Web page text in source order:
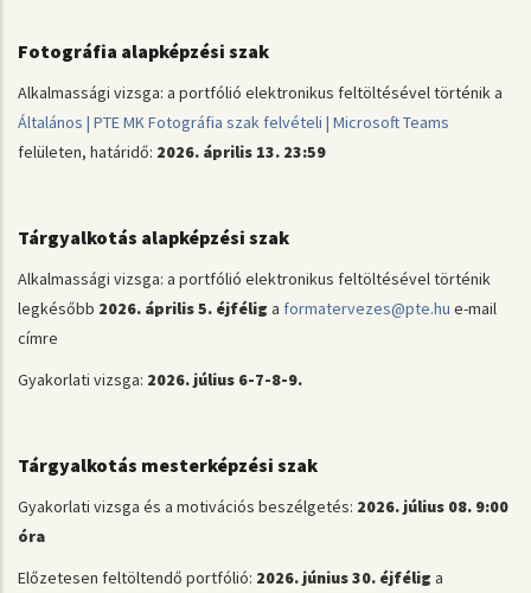
Fotográfia alapképzési szak
Alkalmassági vizsga: a portfólió elektronikus feltöltésével történik a
Általános | PTE MK Fotográfia szak felvételi | Microsoft Teams
felületen, határidő: 2026. április 13. 23:59
Tárgyalkotás alapképzési szak
Alkalmassági vizsga: a portfólió elektronikus feltöltésével történik
legkésőbb 2026. április 5. éjfélig a formatervezes@pte.hu e-mail
címre
Gyakorlati vizsga: 2026. július 6-7-8-9.
Tárgyalkotás mesterképzési szak
Gyakorlati vizsga és a motivációs beszélgetés: 2026. július 08. 9:00
óra
Előzetesen feltöltendő portfólió: 2026. június 30. éjfélig a